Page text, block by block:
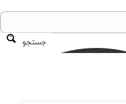
جستجو